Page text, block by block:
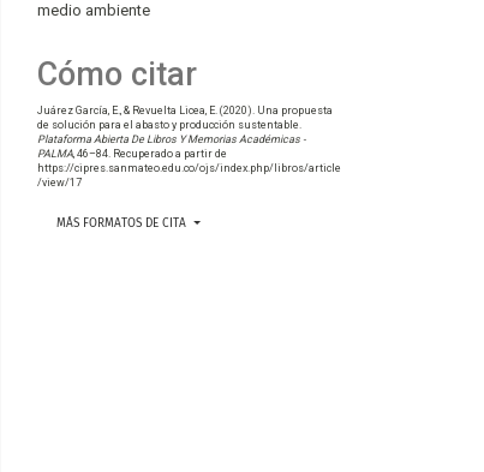
medio ambiente
Cómo citar
Juárez García, E., & Revuelta Licea, E. (2020). Una propuesta
de solución para el abasto y producción sustentable.
Plataforma Abierta De Libros Y Memorias Académicas -
PALMA, 46–84. Recuperado a partir de
https://cipres.sanmateo.edu.co/ojs/index.php/libros/article
/view/17
MÁS FORMATOS DE CITA